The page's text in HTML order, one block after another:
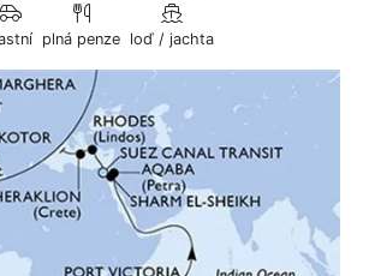
plná penze loď / jachta